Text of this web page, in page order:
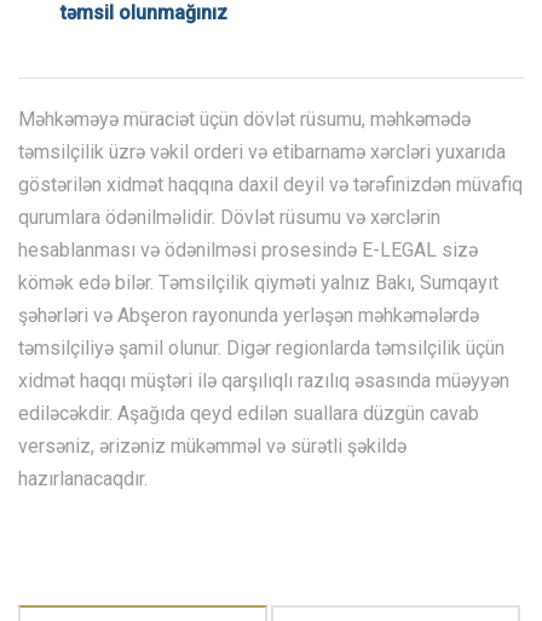
təmsil olunmağınız
Məhkəməyə müraciət üçün dövlət rüsumu, məhkəmədə
təmsilçilik üzrə vəkil orderi və etibarnamə xərcləri yuxarıda
göstərilən xidmət haqqına daxil deyil və tərəfinizdən müvafiq
qurumlara ödənilməlidir. Dövlət rüsumu və xərclərin
hesablanması və ödənilməsi prosesində E-LEGAL sizə
kömək edə bilər. Təmsilçilik qiyməti yalnız Bakı, Sumqayıt
şəhərləri və Abşeron rayonunda yerləşən məhkəmələrdə
təmsilçiliyə şamil olunur. Digər regionlarda təmsilçilik üçün
xidmət haqqı müştəri ilə qarşılıqlı razılıq əsasında müəyyən
ediləcəkdir. Aşağıda qeyd edilən suallara düzgün cavab
versəniz, ərizəniz mükəmməl və sürətli şəkildə
hazırlanacaqdır.